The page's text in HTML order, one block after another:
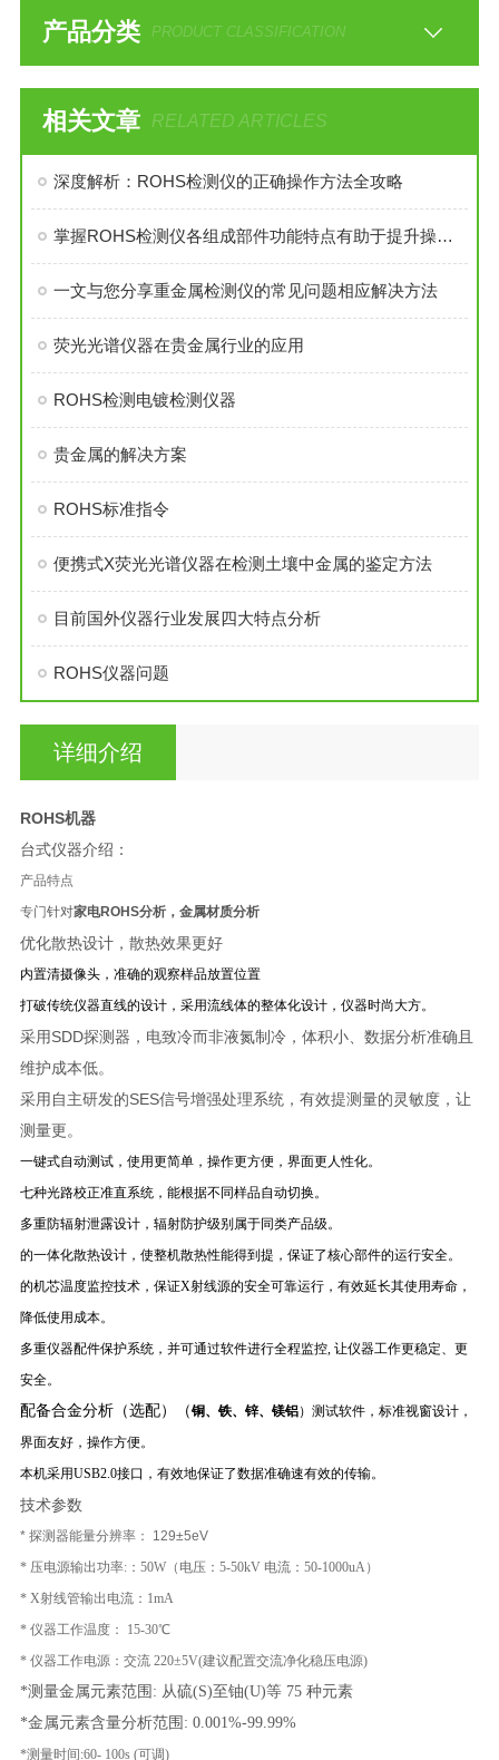
产品分类 PRODUCT CLASSIFICATION
相关文章 RELATED ARTICLES
深度解析：ROHS检测仪的正确操作方法全攻略
掌握ROHS检测仪各组成部件功能特点有助于提升操作效率与数据可靠性
一文与您分享重金属检测仪的常见问题相应解决方法
荧光光谱仪器在贵金属行业的应用
ROHS检测电镀检测仪器
贵金属的解决方案
ROHS标准指令
便携式X荧光光谱仪器在检测土壤中金属的鉴定方法
目前国外仪器行业发展四大特点分析
ROHS仪器问题
详细介绍
ROHS机器
台式仪器介绍：
产品特点
专门针对家电ROHS分析，金属材质分析
优化散热设计，散热效果更好
内置清摄像头，准确的观察样品放置位置
打破传统仪器直线的设计，采用流线体的整体化设计，仪器时尚大方。
采用SDD探测器，电致冷而非液氮制冷，体积小、数据分析准确且
维护成本低。
采用自主研发的SES信号增强处理系统，有效提测量的灵敏度，让
测量更。
一键式自动测试，使用更简单，操作更方便，界面更人性化。
七种光路校正准直系统，能根据不同样品自动切换。
多重防辐射泄露设计，辐射防护级别属于同类产品级。
的一体化散热设计，使整机散热性能得到提，保证了核心部件的运行安全。
的机芯温度监控技术，保证X射线源的安全可靠运行，有效延长其使用寿命，
降低使用成本。
多重仪器配件保护系统，并可通过软件进行全程监控, 让仪器工作更稳定、更
安全。
配备合金分析（选配） （铜、铁、锌、镁铝）测试软件，标准视窗设计，
界面友好，操作方便。
本机采用USB2.0接口，有效地保证了数据准确速有效的传输。
技术参数
* 探测器能量分辨率： 129±5eV
* 压电源输出功率:：50W（电压：5-50kV 电流：50-1000uA）
* X射线管输出电流：1mA
* 仪器工作温度： 15-30℃
* 仪器工作电源：交流 220±5V(建议配置交流净化稳压电源)
*测量金属元素范围: 从硫(S)至铀(U)等 75 种元素
*金属元素含量分析范围: 0.001%-99.99%
*测量时间:60- 100s (可调)